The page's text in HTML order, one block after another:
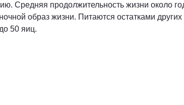
Средняя продолжительность жизни около
образ жизни. Питаются остатками
50 яиц.